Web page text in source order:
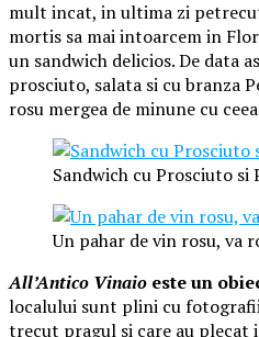
mult incat, in ultima zi
mortis sa mai intoarcem in
un sandwich delicios. De data
prosciuto, salata si cu branza
rosu mergea de minune cu
Sandwich cu Prosciuto si
Un pahar de vin rosu, va
All’Antico Vinaio este un
localului sunt plini cu
trecut pragul si care au plecat